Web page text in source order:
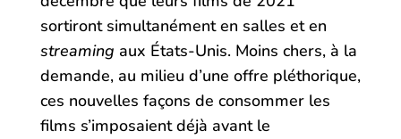
sortiront simultanément en salles et en
streaming aux États-Unis. Moins chers, à la
demande, au milieu d’une offre pléthorique,
ces nouvelles façons de consommer les
films s’imposaient déjà avant le